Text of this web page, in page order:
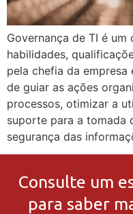
Governança de TI é
habilidades,
pela chefia da
de guiar as ações
processos, otimizar a
suporte para a tomada
segurança das
Consulte um
para saber